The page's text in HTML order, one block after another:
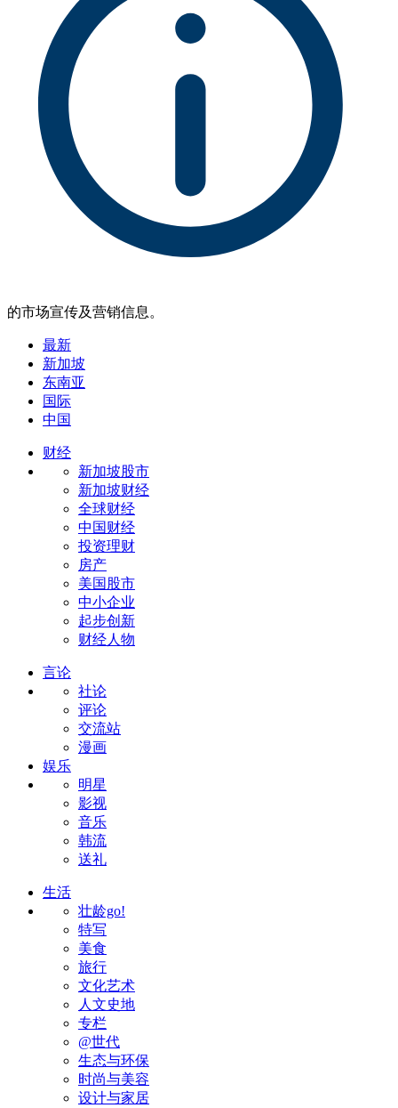
的市场宣传及营销信息。
最新
新加坡
东南亚
国际
中国
财经
新加坡股市
新加坡财经
全球财经
中国财经
投资理财
房产
美国股市
中小企业
起步创新
财经人物
言论
社论
评论
交流站
漫画
娱乐
明星
影视
音乐
韩流
送礼
生活
壮龄go!
特写
美食
旅行
文化艺术
人文史地
专栏
@世代
生态与环保
时尚与美容
设计与家居